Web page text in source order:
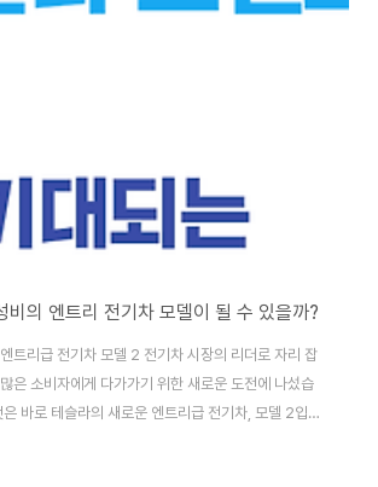
일론 머스크의 전략적 움직임에 대해 자세히 알아보겠
비의 엔트리 전기차 모델이 될 수 있을까?
트리급 전기차 모델 2 전기차 시장의 리더로 자리 잡
은 소비자에게 다가가기 위한 새로운 도전에 나섰습
바로 테슬라의 새로운 엔트리급 전기차, 모델 2입니
화를 목표로 하며, 보다 접근 가능한 가격대의 전기차